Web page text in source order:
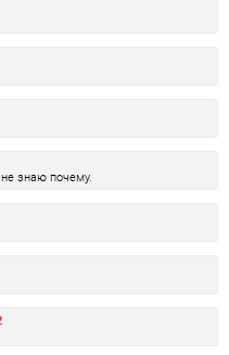
знаю почему.